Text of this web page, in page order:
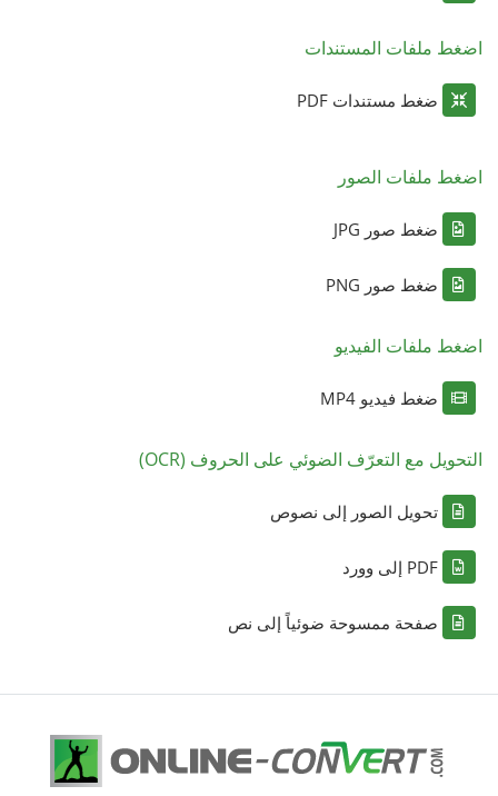
اضغط ملفات المستندات
ضغط مستندات PDF
اضغط ملفات الصور
ضغط صور JPG
ضغط صور PNG
اضغط ملفات الفيديو
ضغط فيديو MP4
التحويل مع التعرّف الضوئي على الحروف (OCR)
تحويل الصور إلى نصوص
PDF إلى وورد
صفحة ممسوحة ضوئياً إلى نص